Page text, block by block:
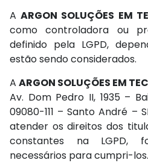
AARGON SOLUÇÕES EM
como controladora ou
definido pela LGPD,
estão sendo considerados.
A ARGON SOLUÇÕES EM
Av. Dom Pedro II, 1935 –
09080-111 – Santo André –
atender os direitos dos
constantes na LGPD,
necessários para cumpri-los.